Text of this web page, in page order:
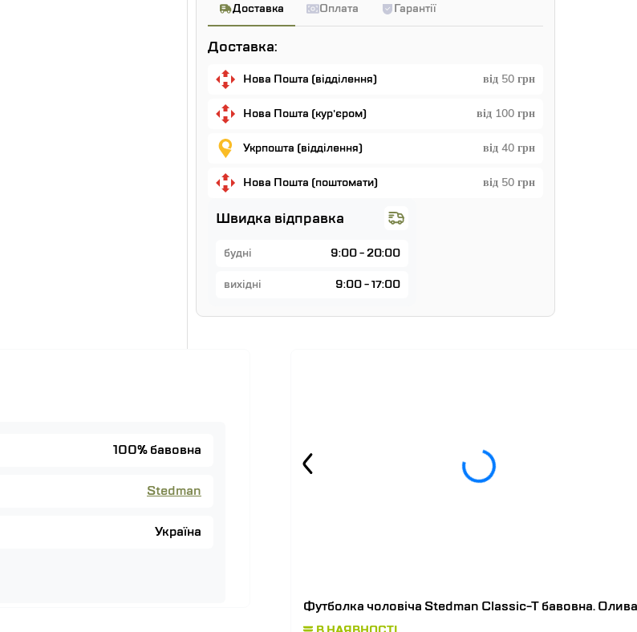
Доставка Оплата Гарантії
Доставка:
Нова Пошта (відділення) від 50 грн
Нова Пошта (кур'єром) від 100 грн
Укрпошта (відділення) від 40 грн
Нова Пошта (поштомати) від 50 грн
Швидка відправка
будні 9:00 - 20:00
вихідні 9:00 - 17:00
100% бавовна
Stedman
Україна
Футболка чоловіча Stedman Classic-T бавовна. Олива